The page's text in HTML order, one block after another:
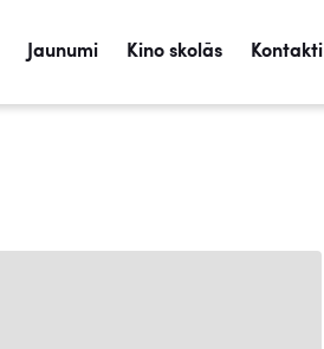
Jaunumi Kino skolās Kontakti